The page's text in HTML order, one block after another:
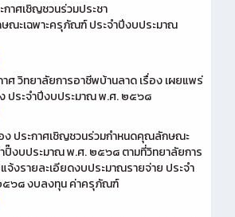
าศเชิญชวนร่วมประชา
ะเฉพาะครุภัณฑ์ ประจำปีงบประมาณ
าศ วิทยาลัยการอาชีพบ้านลาด เรื่อง เผยแพร่
ประจำปีงบประมาณ พ.ศ. ๒๕๖๘
ง ประกาศเชิญชวนร่วมกำหนดคุณลักษณะ
ปิ๊งบประมาณ พ.ศ. ๒๕๖๘ ตามที่วิทยาลัยการ
จ้งรายละเอียดงบประมาณรายจ่าย ประจำ
๖๘ งบลงทุน ค่าครุภัณฑ์